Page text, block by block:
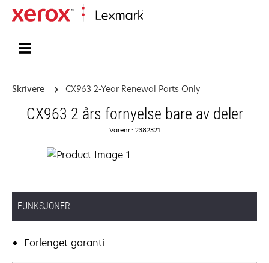
Skrivere CX963 2-Year Renewal Parts Only
CX963 2 års fornyelse bare av deler
Varenr.: 2382321
FUNKSJONER
Forlenget garanti